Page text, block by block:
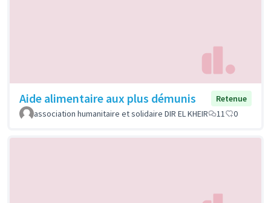
Aide alimentaire aux plus démunis
Retenue
association humanitaire et solidaire DIR EL KHEIR
11 0